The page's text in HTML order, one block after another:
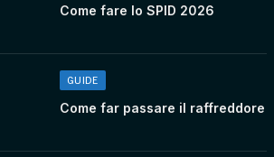
Come fare lo SPID 2026
GUIDE
Come far passare il raffreddore